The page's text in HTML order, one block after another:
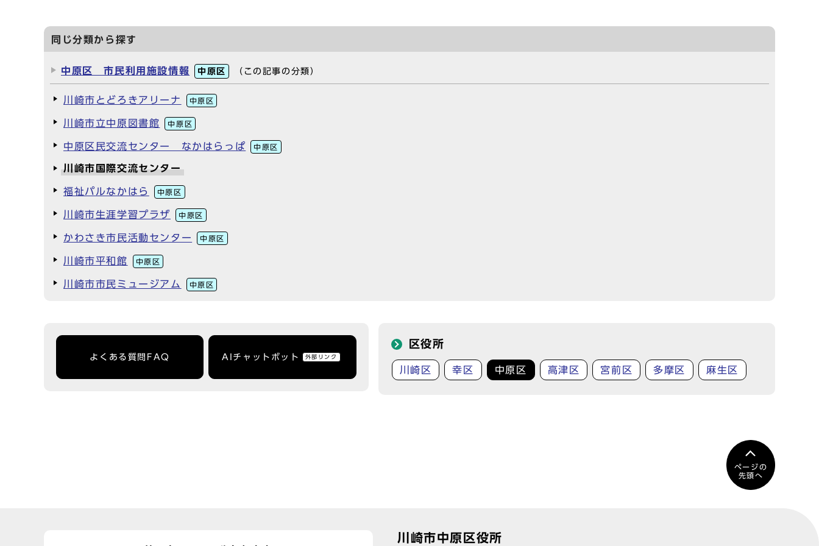
同じ分類から探す
中原区 市民利用施設情報 中原区 （この記事の分類）
川崎市とどろきアリーナ 中原区
川崎市立中原図書館 中原区
中原区民交流センター なかはらっぱ 中原区
川崎市国際交流センター
福祉パルなかはら 中原区
川崎市生涯学習プラザ 中原区
かわさき市民活動センター 中原区
川崎市平和館 中原区
川崎市市民ミュージアム 中原区
よくある質問FAQ AIチャットボット 外部リンク
区役所
川崎区 幸区 中原区 高津区 宮前区 多摩区 麻生区
ページの
先頭へ
川崎市中原区役所